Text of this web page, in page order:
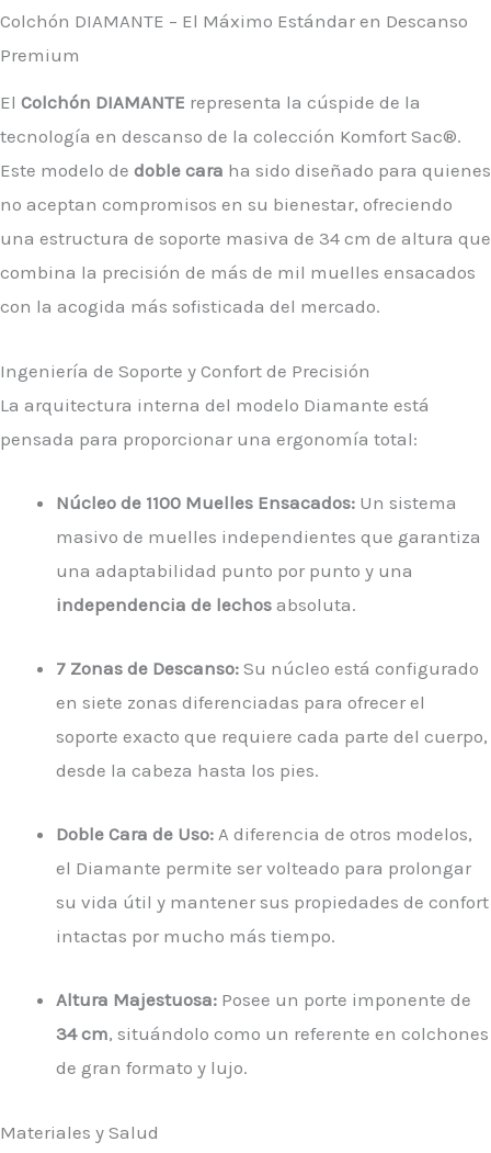
Colchón DIAMANTE – El Máximo Estándar en Descanso
Premium
El Colchón DIAMANTE representa la cúspide de la
tecnología en descanso de la colección Komfort Sac®.
Este modelo de doble cara ha sido diseñado para quienes
no aceptan compromisos en su bienestar, ofreciendo
una estructura de soporte masiva de 34 cm de altura que
combina la precisión de más de mil muelles ensacados
con la acogida más sofisticada del mercado.
Ingeniería de Soporte y Confort de Precisión
La arquitectura interna del modelo Diamante está
pensada para proporcionar una ergonomía total:
Núcleo de 1100 Muelles Ensacados: Un sistema
masivo de muelles independientes que garantiza
una adaptabilidad punto por punto y una
independencia de lechos absoluta.
7 Zonas de Descanso: Su núcleo está configurado
en siete zonas diferenciadas para ofrecer el
soporte exacto que requiere cada parte del cuerpo,
desde la cabeza hasta los pies.
Doble Cara de Uso: A diferencia de otros modelos,
el Diamante permite ser volteado para prolongar
su vida útil y mantener sus propiedades de confort
intactas por mucho más tiempo.
Altura Majestuosa: Posee un porte imponente de
34 cm, situándolo como un referente en colchones
de gran formato y lujo.
Materiales y Salud